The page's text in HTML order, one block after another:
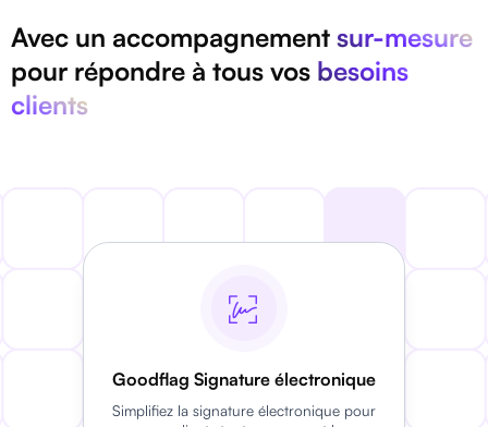
Avec un accompagnement sur-mesure
pour répondre à tous vos besoins
clients
Goodflag Signature électronique
Simplifiez la signature électronique pour